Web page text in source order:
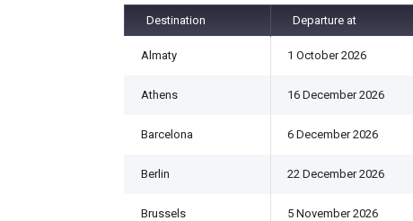
Destination Departure at
Almaty 1 October 2026
Athens 16 December 2026
Barcelona 6 December 2026
Berlin 22 December 2026
Brussels 5 November 2026